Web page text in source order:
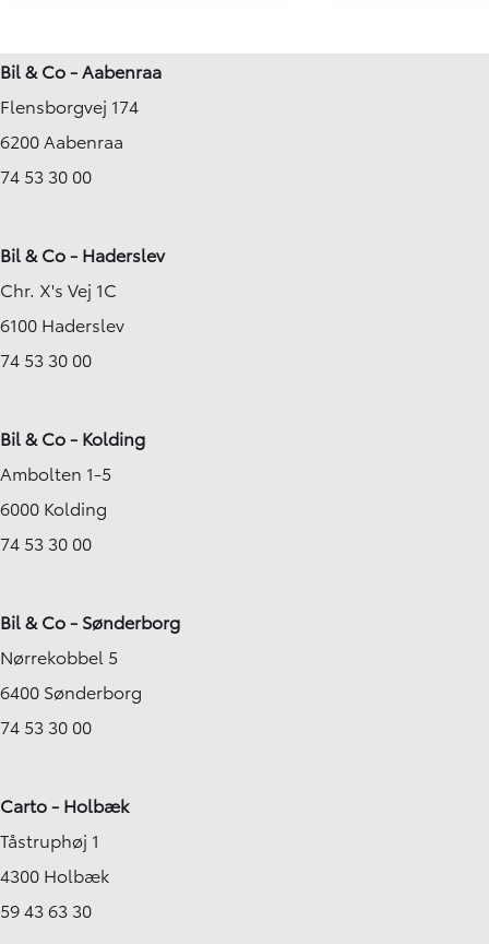
2025
Plug-in hybrid (Benzin / El)
KONTANT
FINANSIERING
Bil & Co - Aabenraa
Flensborgvej 174
6200 Aabenraa
74 53 30 00
Bil & Co - Haderslev
Chr. X's Vej 1C
6100 Haderslev
74 53 30 00
Bil & Co - Kolding
Ambolten 1-5
6000 Kolding
74 53 30 00
Bil & Co - Sønderborg
Nørrekobbel 5
6400 Sønderborg
74 53 30 00
Carto - Holbæk
Tåstruphøj 1
4300 Holbæk
59 43 63 30